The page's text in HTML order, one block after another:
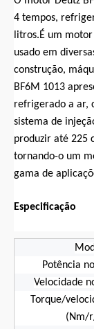
4 tempos,
litros.É um
usado em
construção,
BF6M 1013
refrigerado a ar,
sistema de
produzir até 225
tornando-o um
gama de
Especificação
Potência
Velocidade
Torque/
(Nm/